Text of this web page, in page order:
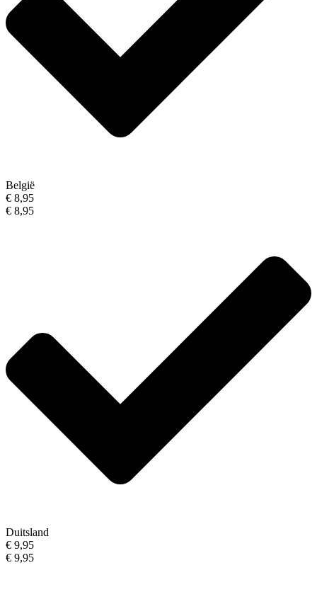
België
€ 8,95
€ 8,95
Duitsland
€ 9,95
€ 9,95